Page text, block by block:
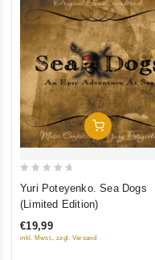
In Den
5
Yuri Poteyenko. Sea Dogs
(Limited Edition)
€19,99
inkl. Mwst., zzgl. Versand